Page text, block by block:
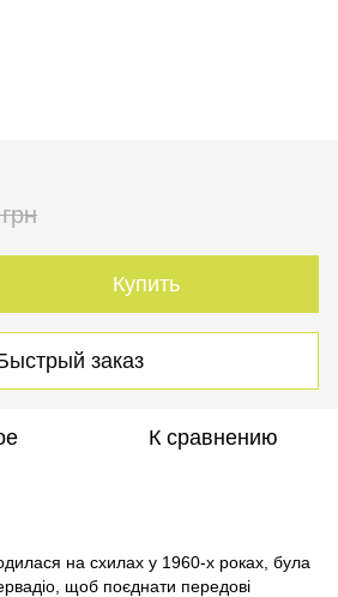
Купить
заказ
К сравнению
на схилах у 1960-х роках, була
щоб поєднати передові